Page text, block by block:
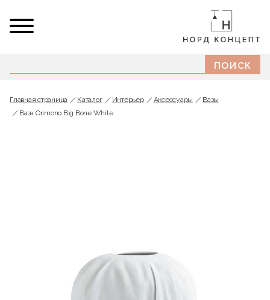
Главная страница Каталог Интерьер Аксессуары
Вазы
Ваза Orimono Big Bone White